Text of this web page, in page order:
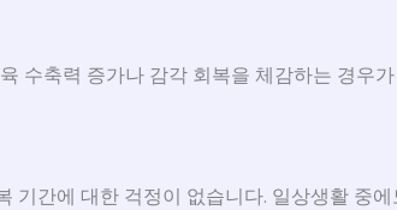
수축력 증가나 감각 회복을 체감하는 경우
기간에 대한 걱정이 없습니다. 일상생활 중